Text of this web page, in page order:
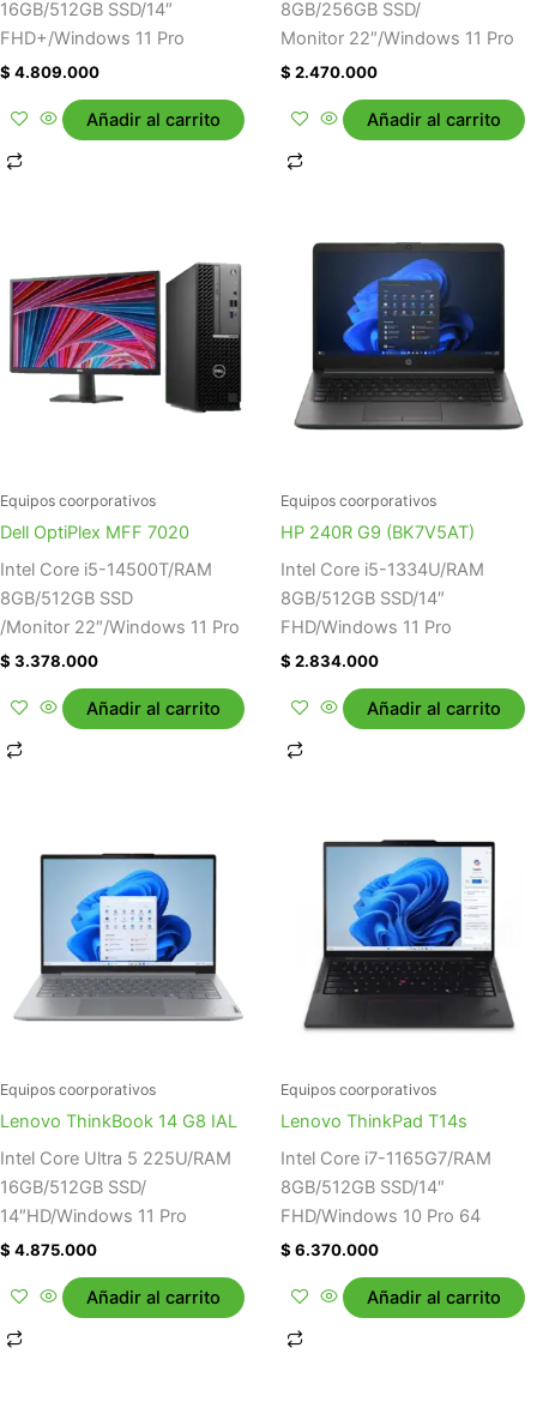
16GB/512GB SSD/14″
FHD+/Windows 11 Pro
$ 4.809.000
Añadir al carrito
8GB/256GB SSD/
Monitor 22″/Windows 11 Pro
$ 2.470.000
Añadir al carrito
Equipos coorporativos
Dell OptiPlex MFF 7020
Intel Core i5-14500T/RAM
8GB/512GB SSD
/Monitor 22″/Windows 11 Pro
$ 3.378.000
Añadir al carrito
Equipos coorporativos
HP 240R G9 (BK7V5AT)
Intel Core i5-1334U/RAM
8GB/512GB SSD/14″
FHD/Windows 11 Pro
$ 2.834.000
Añadir al carrito
Equipos coorporativos
Lenovo ThinkBook 14 G8 IAL
Intel Core Ultra 5 225U/RAM
16GB/512GB SSD/
14″HD/Windows 11 Pro
$ 4.875.000
Añadir al carrito
Equipos coorporativos
Lenovo ThinkPad T14s
Intel Core i7-1165G7/RAM
8GB/512GB SSD/14″
FHD/Windows 10 Pro 64
$ 6.370.000
Añadir al carrito